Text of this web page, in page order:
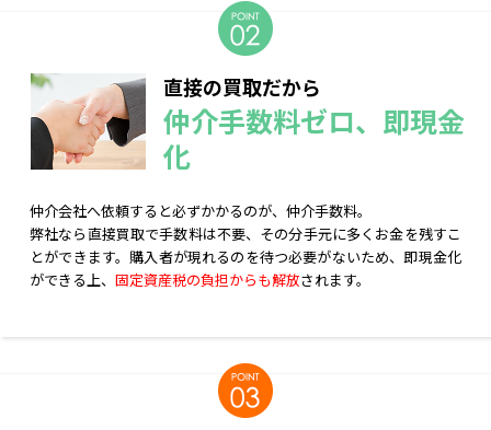
直接の買取だから
仲介手数料ゼロ、即現金
化
仲介会社へ依頼すると必ずかかるのが、仲介手数料。
弊社なら直接買取で手数料は不要、その分手元に多くお金を残すこ
とができます。購入者が現れるのを待つ必要がないため、即現金化
ができる上、 固定資産税の負担からも解放されます。